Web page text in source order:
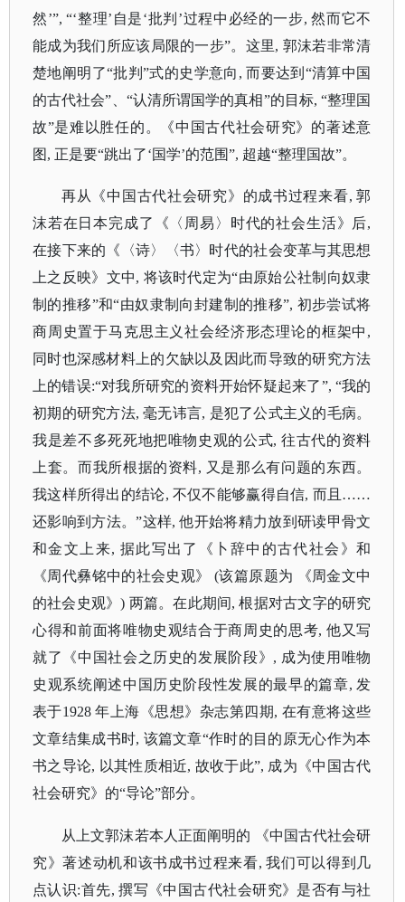
然’”, “‘整理’自是‘批判’过程中必经的一步, 然而它不
能成为我们所应该局限的一步”。这里, 郭沫若非常清
楚地阐明了“批判”式的史学意向, 而要达到“清算中国
的古代社会”、“认清所谓国学的真相”的目标, “整理国
故”是难以胜任的。《中国古代社会研究》的著述意
图, 正是要“跳出了‘国学’的范围”, 超越“整理国故”。
再从《中国古代社会研究》的成书过程来看, 郭
沫若在日本完成了《〈周易〉时代的社会生活》后,
在接下来的《〈诗〉〈书〉时代的社会变革与其思想
上之反映》文中, 将该时代定为“由原始公社制向奴隶
制的推移”和“由奴隶制向封建制的推移”, 初步尝试将
商周史置于马克思主义社会经济形态理论的框架中,
同时也深感材料上的欠缺以及因此而导致的研究方法
上的错误:“对我所研究的资料开始怀疑起来了”, “我的
初期的研究方法, 毫无讳言, 是犯了公式主义的毛病。
我是差不多死死地把唯物史观的公式, 往古代的资料
上套。而我所根据的资料, 又是那么有问题的东西。
我这样所得出的结论, 不仅不能够赢得自信, 而且……
还影响到方法。”这样, 他开始将精力放到研读甲骨文
和金文上来, 据此写出了《卜辞中的古代社会》和
《周代彝铭中的社会史观》 (该篇原题为 《周金文中
的社会史观》) 两篇。在此期间, 根据对古文字的研究
心得和前面将唯物史观结合于商周史的思考, 他又写
就了《中国社会之历史的发展阶段》, 成为使用唯物
史观系统阐述中国历史阶段性发展的最早的篇章, 发
表于1928 年上海《思想》杂志第四期, 在有意将这些
文章结集成书时, 该篇文章“作时的目的原无心作为本
书之导论, 以其性质相近, 故收于此”, 成为《中国古代
社会研究》的“导论”部分。
从上文郭沫若本人正面阐明的
《中国古代社会研
究》著述动机和该书成书过程来看, 我们可以得到几
点认识:首先, 撰写《中国古代社会研究》是否有与社